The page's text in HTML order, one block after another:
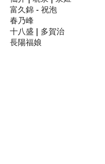
富久錦 - 祝泡
春乃峰
十八盛 | 多賀治
長陽福娘